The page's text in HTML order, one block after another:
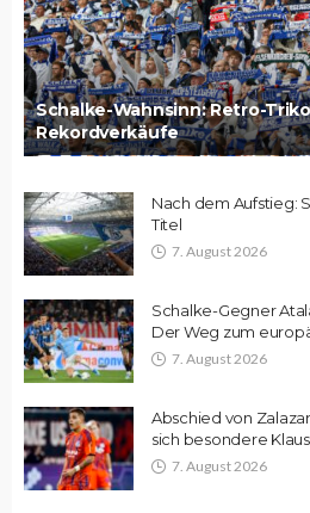
Schalke-Wahnsinn: Retro-
Rekordverkäufe
Nach dem Aufstieg:
Titel
7. August 2026
Schalke-Gegner
Der Weg zum
7. August 2026
Abschied von
sich besondere
7. August 2026